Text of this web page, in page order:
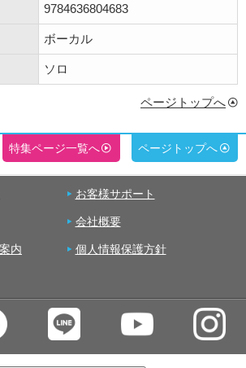
9784636804683
ボーカル
ソロ
ページトップへ
特集ページ一覧へ ページトップへ
お客様サポート
会社概要
内 個人情報保護方針